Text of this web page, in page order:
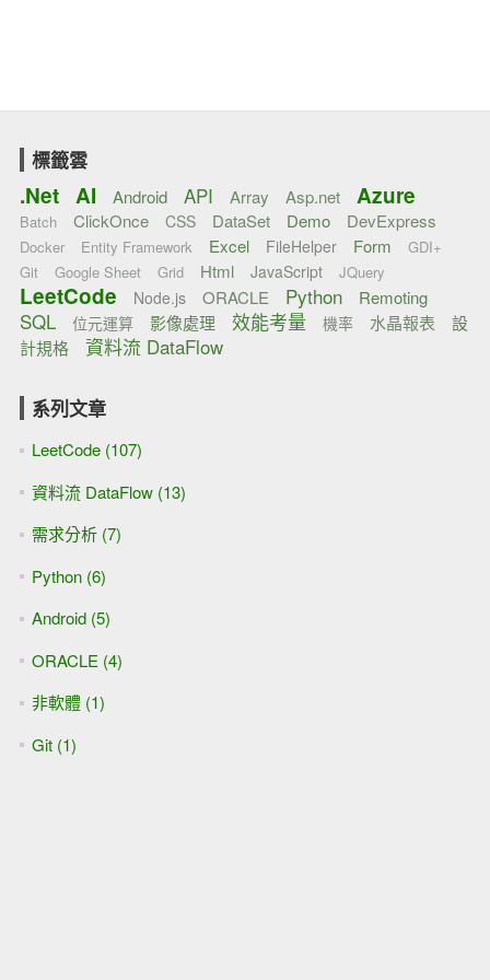
標籤雲
.Net AI Android API Array Asp.net Azure
Batch ClickOnce CSS DataSet Demo DevExpress
Docker Entity Framework Excel FileHelper Form
GDI+
Git
Google Sheet Grid Html JavaScript JQuery
LeetCode Node.js ORACLE Python Remoting
SQL 位元運算 影像處理 效能考量 機率 水晶報表
設
計規格
資料流 DataFlow
系列文章
LeetCode (107)
資料流 DataFlow (13)
需求分析 (7)
Python (6)
Android (5)
ORACLE (4)
非軟體 (1)
Git (1)